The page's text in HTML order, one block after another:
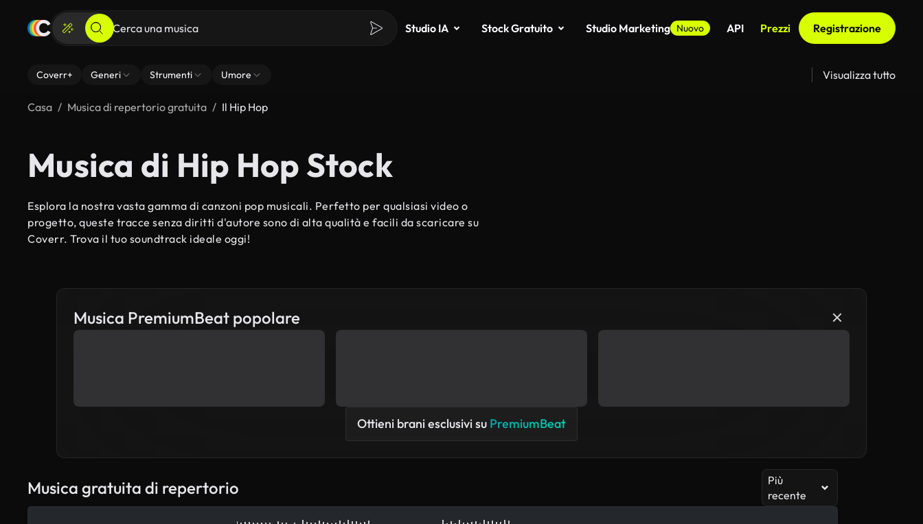
Studio IA Stock Gratuito Studio Marketing Nuovo API Prezzi Registrazione
Coverr+ Generi Strumenti Umore Visualizza tutto
Casa Musica di repertorio gratuita Il Hip Hop
Musica di Hip Hop Stock
Esplora la nostra vasta gamma di canzoni pop musicali. Perfetto per qualsiasi video o
progetto, queste tracce senza diritti d'autore sono di alta qualità e facili da scaricare su
Coverr. Trova il tuo soundtrack ideale oggi!
Musica PremiumBeat popolare
Ottieni brani esclusivi su PremiumBeat
Musica gratuita di repertorio
Più
recente